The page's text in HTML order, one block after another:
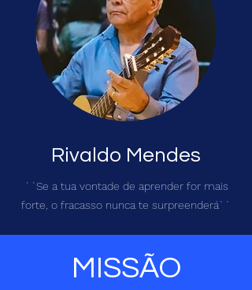
Rivaldo Mendes
´´Se a tua vontade de aprender for mais
forte, o fracasso nunca te surpreenderá``
MISSÃO